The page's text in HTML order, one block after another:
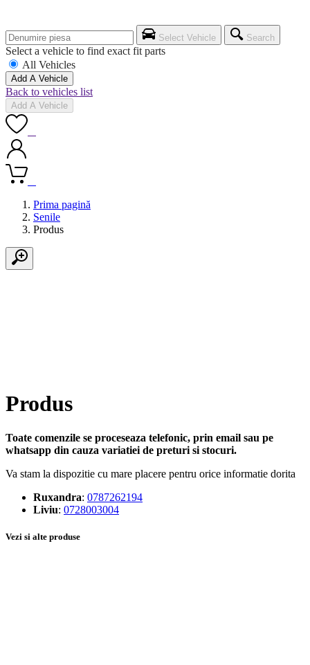
Select Vehicle Search
Select a vehicle to find exact fit parts
All Vehicles
Add A Vehicle
Back to vehicles list
Add A Vehicle
Prima pagină
Senile
Produs
Produs
Toate comenzile se proceseaza telefonic, prin email sau pe
whatsapp din cauza variatiei de preturi si stocuri.
Va stam la dispozitie cu mare placere pentru orice informatie dorita
Ruxandra: 0787262194
Liviu: 0728003004
Vezi si alte produse